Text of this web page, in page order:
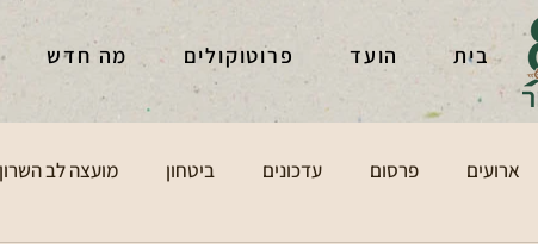
בית הועד פרוטוקולים מה חדש
ארועים פרסום עדכונים ביטחון מועצה לב השרון